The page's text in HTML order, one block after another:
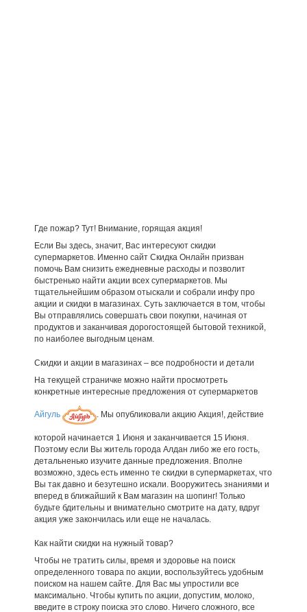
Где пожар? Тут! Внимание, горящая акция!
Если Вы здесь, значит, Вас интересуют скидки
супермаркетов. Именно сайт Скидка Онлайн призван
помочь Вам снизить ежедневные расходы и позволит
быстренько найти акции всех супермаркетов. Мы
тщательнейшим образом отыскали и собрали инфу про
акции и скидки в магазинах. Суть заключается в том, чтобы
Вы отправлялись совершать свои покупки, начиная от
продуктов и заканчивая дорогостоящей бытовой техникой,
по наиболее выгодным ценам.
Скидки и акции в магазинах – все подробности и детали
На текущей страничке можно найти просмотреть
конкретные интересные предложения от супермаркетов
Айгуль . Мы опубликовали акцию Акция!, действие
которой начинается 1 Июня и заканчивается 15 Июня.
Поэтому если Вы житель города Алдан либо же его гость,
детальненько изучите данные предложения. Вполне
возможно, здесь есть именно те скидки в супермаркетах, что
Вы так давно и безутешно искали. Вооружитесь знаниями и
вперед в ближайший к Вам магазин на шопинг! Только
будьте бдительны и внимательно смотрите на дату, вдруг
акция уже закончилась или еще не началась.
Как найти скидки на нужный товар?
Чтобы не тратить силы, время и здоровье на поиск
определенного товара по акции, воспользуйтесь удобным
поиском на нашем сайте. Для Вас мы упростили все
максимально. Чтобы купить по акции, допустим, молоко,
введите в строку поиска это слово. Ничего сложного, все